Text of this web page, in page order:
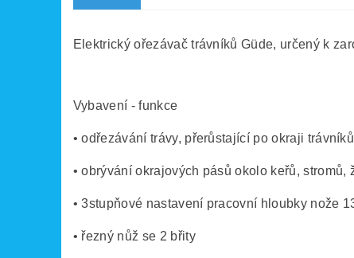
Elektrický ořezávač trávníků Güde, určený k
Vybavení - funkce
• odřezávání trávy, přerůstající po okraji
• obrývání okrajových pásů okolo keřů,
• 3stupňové nastavení pracovní hloubky nože
• řezný nůž se 2 břity